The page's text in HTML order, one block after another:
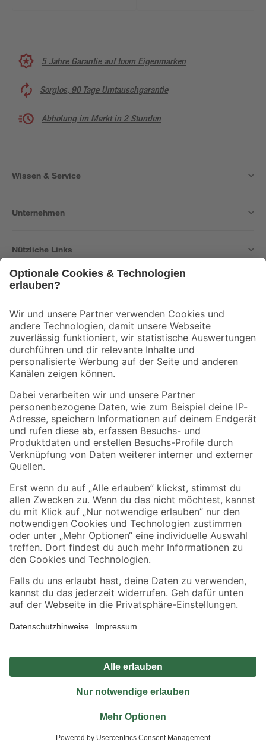
5 Jahre Garantie auf toom Eigenmarken
Sorglos, 90 Tage Umtauschgarantie
Abholung im Markt in 2 Stunden
Wissen & Service
Unternehmen
Nützliche Links
Der toom Newsletter: Keine Angebote und Aktionen mehr verpassen!
Zur Newsletter Anmeldung
Folge uns
Zahlungsarten Versandarten
Sicher einkaufen
Jetzt die toom-App herunterladen
Alle Preisangaben in EUR inkl. gesetzl. MwSt.. Die dargestellten Angebote sind unter
Umständen nicht in allen Märkten verfügbar. Die angegebenen Verfügbarkeiten beziehen
Produkte nur solange der Vorrat reicht.
*Paketversand ab 59 € versandkostenfrei, gilt nicht für Artikel mit Speditionsversand, hier
Privatsphäre Impressum
Nutzungsbedingungen
Widerrufsrecht
Vertrag widerrufen
© 2026 toom Baumarkt GmbH